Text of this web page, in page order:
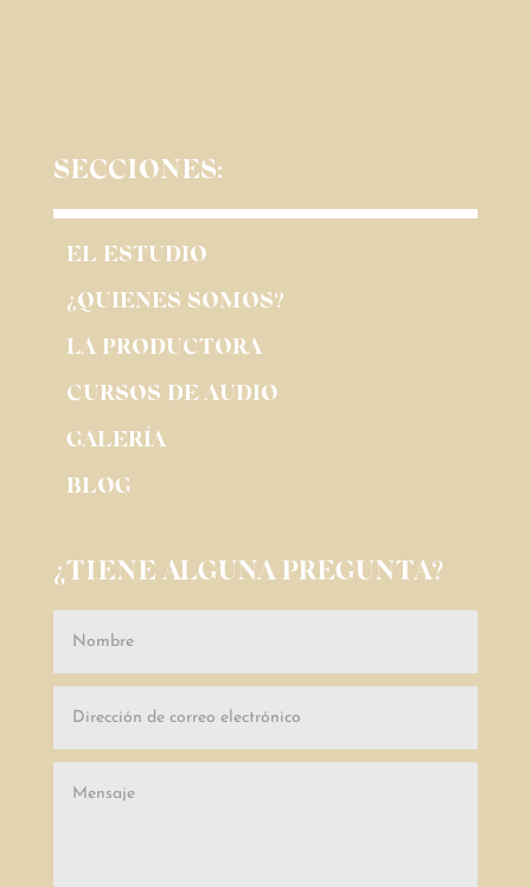
SECCIONES:
EL ESTUDIO
¿QUIENES SOMOS?
LA PRODUCTORA
CURSOS DE AUDIO
GALERÍA
BLOG
¿TIENE ALGUNA PREGUNTA?